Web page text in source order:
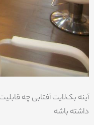
آینه بک‌لایت آفتابی چه
داشته باشه